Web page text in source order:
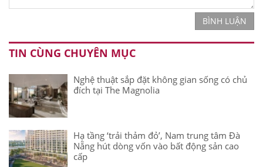
BÌNH LUẬN
TIN CÙNG CHUYÊN MỤC
Nghệ thuật sắp đặt không gian sống có chủ
đích tại The Magnolia
Hạ tầng ‘trải thảm đỏ’, Nam trung tâm Đà
Nẵng hút dòng vốn vào bất động sản cao
cấp